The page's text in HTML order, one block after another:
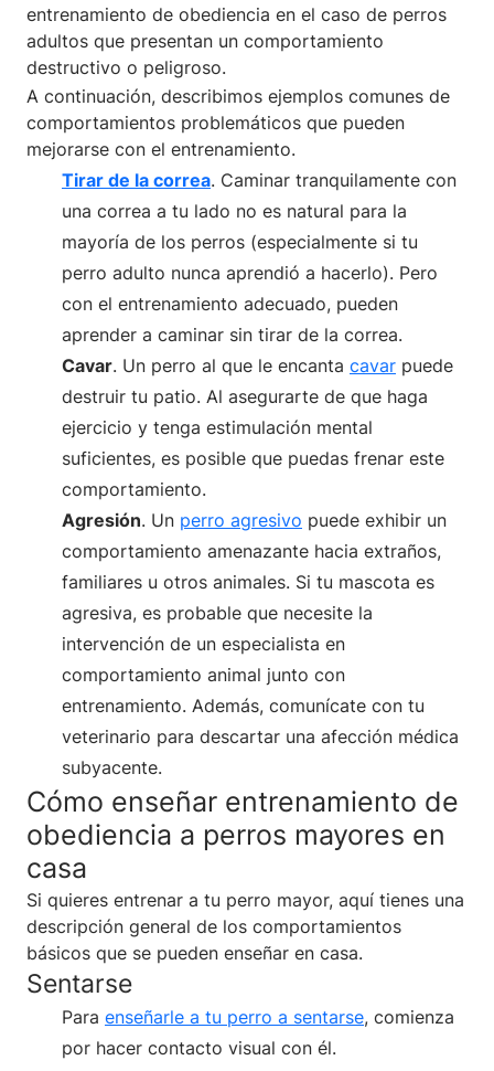
entrenamiento de obediencia en el caso de perros
adultos que presentan un comportamiento
destructivo o peligroso.
A continuación, describimos ejemplos comunes de
comportamientos problemáticos que pueden
mejorarse con el entrenamiento.
Tirar de la correa. Caminar tranquilamente con
una correa a tu lado no es natural para la
mayoría de los perros (especialmente si tu
perro adulto nunca aprendió a hacerlo). Pero
con el entrenamiento adecuado, pueden
aprender a caminar sin tirar de la correa.
Cavar. Un perro al que le encanta cavar puede
destruir tu patio. Al asegurarte de que haga
ejercicio y tenga estimulación mental
suficientes, es posible que puedas frenar este
comportamiento.
Agresión. Un perro agresivo puede exhibir un
comportamiento amenazante hacia extraños,
familiares u otros animales. Si tu mascota es
agresiva, es probable que necesite la
intervención de un especialista en
comportamiento animal junto con
entrenamiento. Además, comunícate con tu
veterinario para descartar una afección médica
subyacente.
Cómo enseñar entrenamiento de
obediencia a perros mayores en
casa
Si quieres entrenar a tu perro mayor, aquí tienes una
descripción general de los comportamientos
básicos que se pueden enseñar en casa.
Sentarse
Para enseñarle a tu perro a sentarse, comienza
por hacer contacto visual con él.